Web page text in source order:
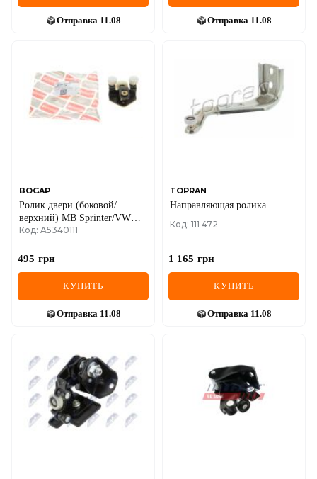
Отправка 11.08 Отправка 11.08
BOGAP
Ролик двери (боковой/
верхний) MB Sprinter/VW
Crafter 06-
Код: A5340111
495 грн
КУПИТЬ
Отправка 11.08
TOPRAN
Направляющая ролика
Код: 111 472
1 165 грн
КУПИТЬ
Отправка 11.08